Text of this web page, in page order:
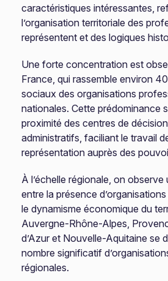
caractéristiques intéressantes,
l’organisation territoriale des
représentent et des logiques
Une forte concentration est
France, qui rassemble environ
sociaux des organisations
nationales. Cette prédominance
proximité des centres de
administratifs, faciliant le travail
représentation auprès des
À l’échelle régionale, on
entre la présence
le dynamisme économique du
Auvergne-Rhône-Alpes,
d’Azur et Nouvelle-Aquitaine se
nombre significatif
régionales.